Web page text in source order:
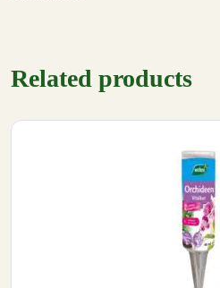
Related products